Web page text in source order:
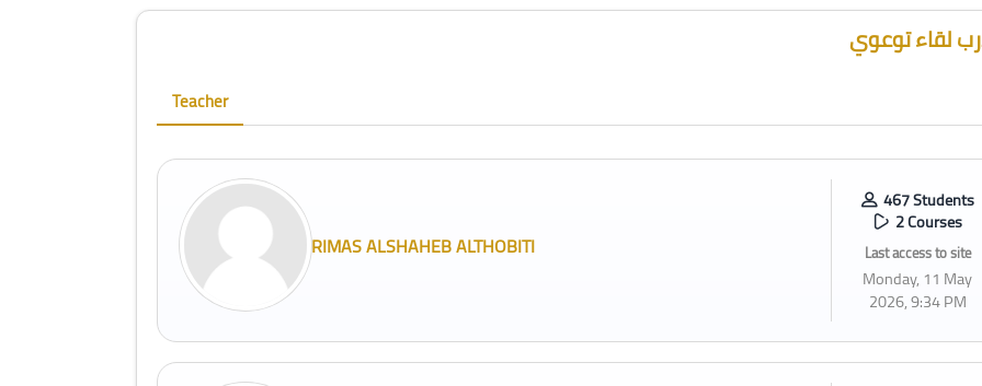
Blocks
Skip [Cocoon] Course Instructor لقاء توعوي
Teacher
RIMAS ALSHAHEB ALTHOBITI
467 Students
2 Courses
Last access to site
Monday, 11 May
2026, 9:34 PM